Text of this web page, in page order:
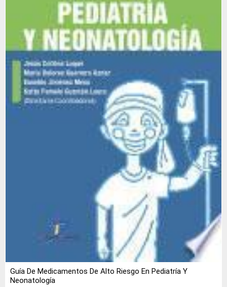
Guía De Medicamentos De Alto Riesgo En Pediatría Y
Neonatología